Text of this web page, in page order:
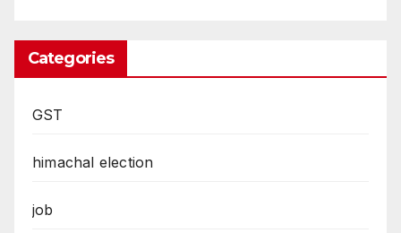
Categories
GST
himachal election
job